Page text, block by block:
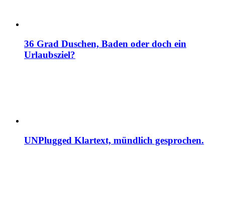
36 Grad Duschen, Baden oder doch ein
Urlaubsziel?
UNPlugged Klartext, mündlich gesprochen.